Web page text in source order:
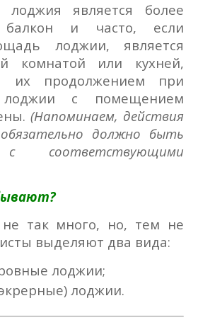
лоджия является более
и часто, если
лоджии, является
комнатой или кухней,
их продолжением при
лоджии с помещением
(Напоминаем, действия
должно быть
с соответствующими
так много, но, тем не
выделяют два вида:
лоджии;
лоджии.